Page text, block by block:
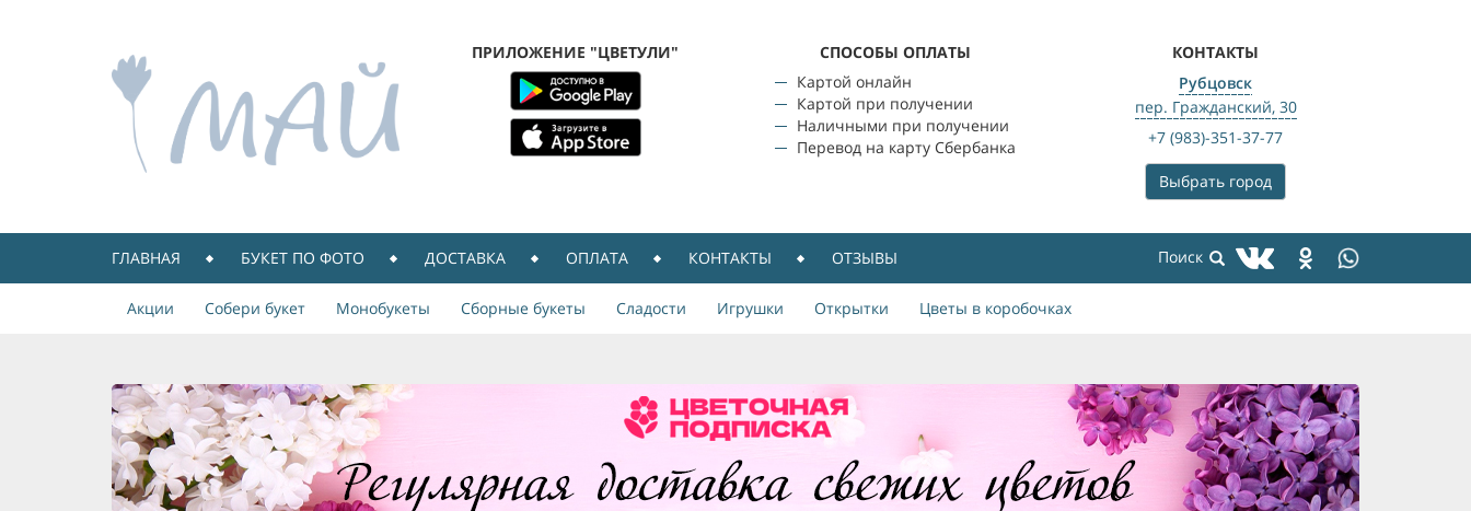
ПРИЛОЖЕНИЕ "ЦВЕТУЛИ"
CПОСОБЫ ОПЛАТЫ
Картой онлайн
Картой при получении
Наличными при получении
Перевод на карту Сбербанка
КОНТАКТЫ
Рубцовск
пер. Гражданский, 30
+7 (983)-351-37-77
Выбрать город
ГЛАВНАЯ БУКЕТ ПО ФОТО ДОСТАВКА ОПЛАТА КОНТАКТЫ ОТЗЫВЫ
Акции Собери букет Монобукеты Сборные букеты Сладости Игрушки Открытки Цветы в коробочках